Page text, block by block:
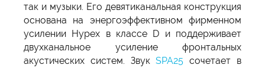
так и музыки. Его девятиканальная конструкция
основана на энергоэффективном фирменном
усилении Hypex в классе D и поддерживает
двухканальное усиление фронтальных
акустических систем. ЗвукSPA25 сочетает в